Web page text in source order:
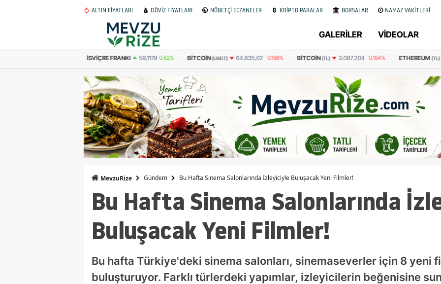
ALTIN FİYATLARI DÖVİZ FİYATLARI NÖBETÇİ ECZANELER KRİPTO PARALAR BORSALAR NAMAZ VAKİTLERİ
GALERİLER VİDEOLAR
İSVIÇRE FRANKI 59,1179 0.82% BITCOIN(USDT) 64.835,02 -0.186% BITCOIN(TL) 3.087.204 -0.184% ETHEREUM(TL)
MevzuRize Gündem Bu Hafta Sinema Salonlarında İzleyiciyle Buluşacak Yeni Filmler!
Bu Hafta Sinema Salonlarında
Buluşacak Yeni Filmler!
Bu hafta Türkiye'deki sinema salonları, sinemaseverler için 8 yeni
buluşturuyor. Farklı türlerdeki yapımlar, izleyicilerin beğenisine